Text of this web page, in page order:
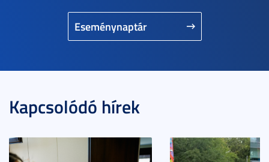
Eseménynaptár
Kapcsolódó hírek